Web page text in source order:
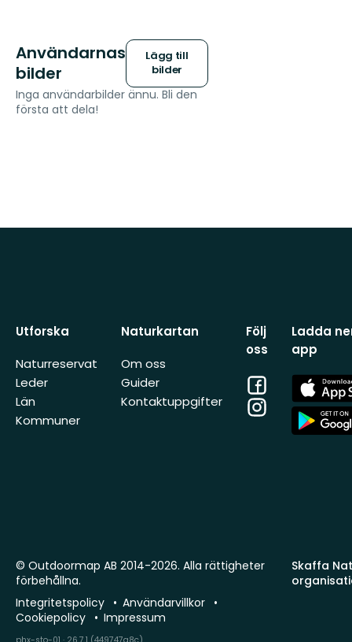
Användarnas
bilder
Lägg till
bilder
Inga användarbilder ännu. Bli den
första att dela!
Utforska
Naturreservat
Leder
Län
Kommuner
Naturkartan
Om oss
Guider
Kontaktuppgifter
Följ
oss
Facebook
Instagram
Ladda
app
App
Store
App
Store
Skaffa
© Outdoormap AB 2014-2026. Alla rättigheter
förbehållna.
Integritetspolicy
Användarvillkor
Cookiepolicy
Impressum